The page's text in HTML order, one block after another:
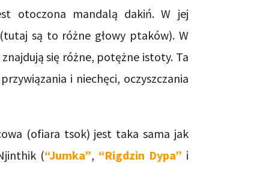
otoczona mandalą dakiń. W jej
są to różne głowy ptaków). W
się różne, potężne istoty. Ta
i niechęci, oczyszczania
(ofiara tsok) jest taka sama jak
(“Jumka”, “Rigdzin Dypa” i